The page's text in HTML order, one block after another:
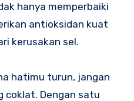
hanya memperbaiki
antioksidan kuat
kerusakan sel.
hatimu turun, jangan
coklat. Dengan satu